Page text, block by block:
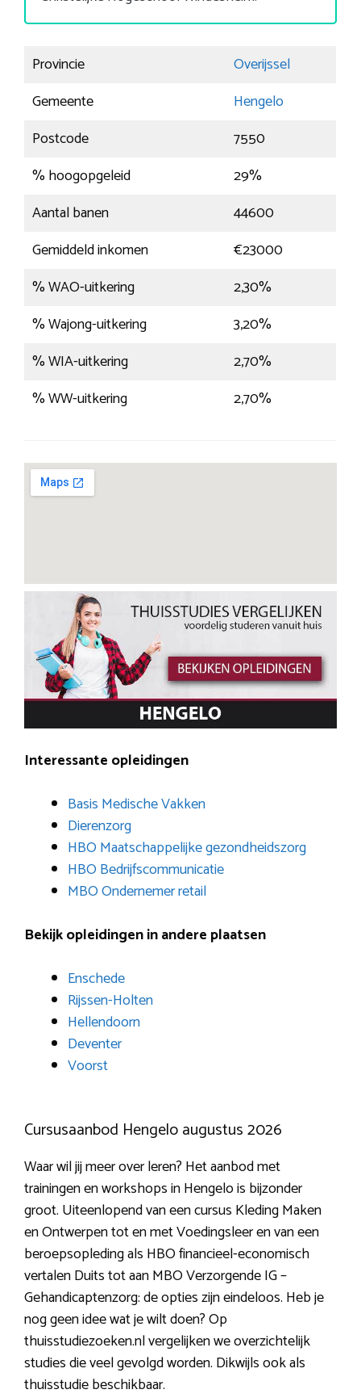
Provincie
Overijssel
Gemeente
Hengelo
Postcode
7550
% hoogopgeleid
29%
Aantal banen
44600
Gemiddeld inkomen
€23000
% WAO-uitkering
2,30%
% Wajong-uitkering
3,20%
% WIA-uitkering
2,70%
% WW-uitkering
2,70%
Interessante opleidingen
Basis Medische Vakken
Dierenzorg
HBO Maatschappelijke gezondheidszorg
HBO Bedrijfscommunicatie
MBO Ondernemer retail
Bekijk opleidingen in andere plaatsen
Enschede
Rijssen-Holten
Hellendoorn
Deventer
Voorst
Cursusaanbod Hengelo augustus 2026
Waar wil jij meer over leren? Het aanbod met
trainingen en workshops in Hengelo is bijzonder
groot. Uiteenlopend van een cursus Kleding Maken
en Ontwerpen tot en met Voedingsleer en van een
beroepsopleding als HBO financieel-economisch
vertalen Duits tot aan MBO Verzorgende IG –
Gehandicaptenzorg: de opties zijn eindeloos. Heb je
nog geen idee wat je wilt doen? Op
thuisstudiezoeken.nl vergelijken we overzichtelijk
studies die veel gevolgd worden. Dikwijls ook als
thuisstudie beschikbaar.